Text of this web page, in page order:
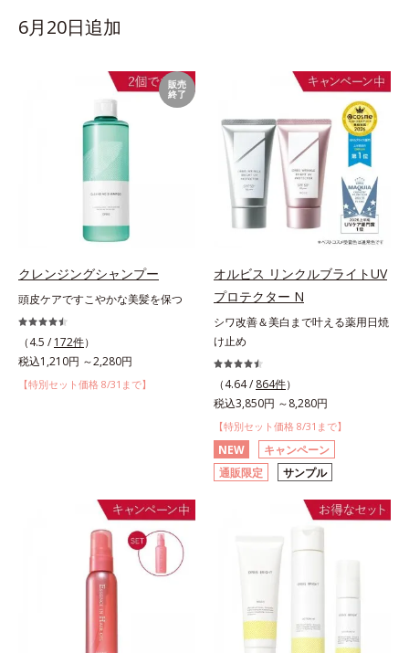
6月20日追加
販売
終了
クレンジングシャンプー
頭皮ケアですこやかな美髪を保つ
（4.5 / 172件）
税込1,210円 ～2,280円
【特別セット価格 8/31まで】
オルビス リンクルブライトUV
プロテクター N
シワ改善＆美白まで叶える薬用日焼
け止め
（4.64 / 864件）
税込3,850円 ～8,280円
【特別セット価格 8/31まで】
NEW
キャンペーン
通販限定
サンプル